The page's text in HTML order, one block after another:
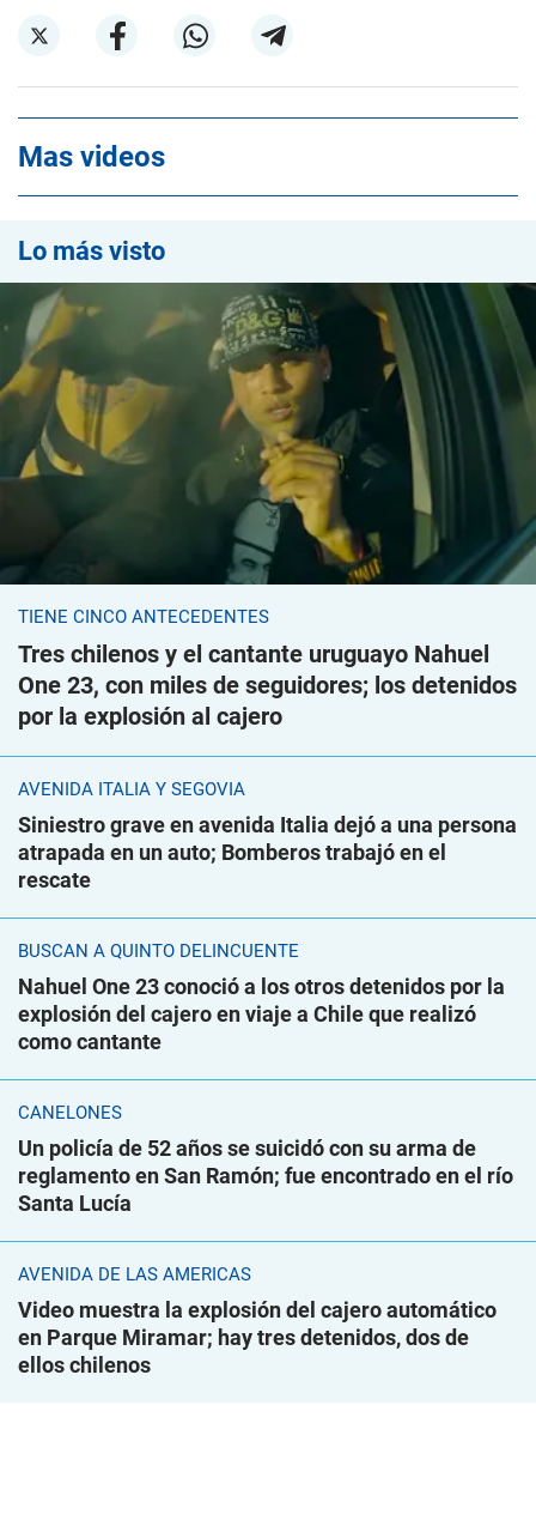
Mas videos
Lo más visto
TIENE CINCO ANTECEDENTES
Tres chilenos y el cantante uruguayo Nahuel
One 23, con miles de seguidores; los detenidos
por la explosión al cajero
AVENIDA ITALIA Y SEGOVIA
Siniestro grave en avenida Italia dejó a una persona
atrapada en un auto; Bomberos trabajó en el
rescate
BUSCAN A QUINTO DELINCUENTE
Nahuel One 23 conoció a los otros detenidos por la
explosión del cajero en viaje a Chile que realizó
como cantante
CANELONES
Un policía de 52 años se suicidó con su arma de
reglamento en San Ramón; fue encontrado en el río
Santa Lucía
AVENIDA DE LAS AMÉRICAS
Video muestra la explosión del cajero automático
en Parque Miramar; hay tres detenidos, dos de
ellos chilenos